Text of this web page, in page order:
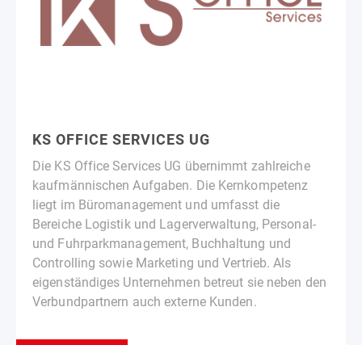
KS OFFICE SERVICES UG
Die KS Office Services UG übernimmt zahlreiche
kaufmännischen Aufgaben. Die Kernkompetenz
liegt im Büromanagement und umfasst die
Bereiche Logistik und Lagerverwaltung, Personal-
und Fuhrparkmanagement, Buchhaltung und
Controlling sowie Marketing und Vertrieb. Als
eigenständiges Unternehmen betreut sie neben den
Verbundpartnern auch externe Kunden.